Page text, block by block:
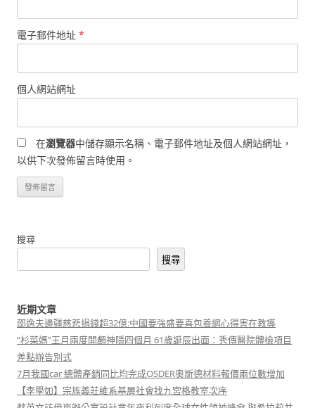
電子郵件地址 *
個人網站網址
在瀏覽器中儲存顯示名稱、電子郵件地址及個人網站網址，
以供下次發佈留言時使用。
搜尋
搜尋
近期文章
邵逸夫邊疆慈悲捐錢超32億:中國要強盛要喜包養網心得害在教導
“杉菜媽”王月兩度開顱神隱四個月 61歲誕辰出面：秀傳醫院體檢項目
差點辦告別式
7月我國car 總體產銷同比均完成OSDER奧斯德材料報價兩位數增加
【李學如】宗族義莊維系基層社會找九宮格教室次序